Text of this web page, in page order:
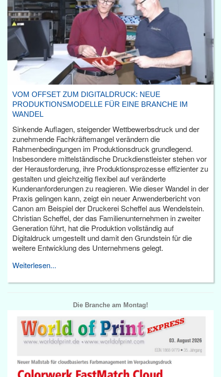
VOM OFFSET ZUM DIGITALDRUCK: NEUE
PRODUKTIONSMODELLE FÜR EINE BRANCHE IM
WANDEL
Sinkende Auflagen, steigender Wettbewerbsdruck und der
zunehmende Fachkräftemangel verändern die
Rahmenbedingungen im Produktionsdruck grundlegend.
Insbesondere mittelständische Druckdienstleister stehen vor
der Herausforderung, ihre Produktionsprozesse effizienter zu
gestalten und gleichzeitig flexibel auf veränderte
Kundenanforderungen zu reagieren. Wie dieser Wandel in der
Praxis gelingen kann, zeigt ein neuer Anwenderbericht von
Canon am Beispiel der Druckerei Scheffel aus Wendelstein.
Christian Scheffel, der das Familienunternehmen in zweiter
Generation führt, hat die Produktion vollständig auf
Digitaldruck umgestellt und damit den Grundstein für die
weitere Entwicklung des Unternehmens gelegt.
Weiterlesen...
Die Branche am Montag!